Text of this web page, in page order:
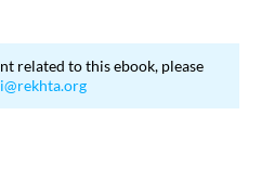
related to this ebook, please